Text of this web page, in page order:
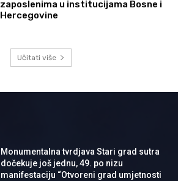
zaposlenima u institucijama Bosne i
Hercegovine
Učitati više
Monumentalna tvrdjava Stari grad sutra
dočekuje još jednu, 49. po nizu
manifestaciju “Otvoreni grad umjetnosti